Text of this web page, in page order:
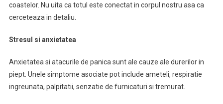
coastelor. Nu uita ca totul este conectat in corpul nostru asa ca
cerceteaza in detaliu.
Stresul si anxietatea
Anxietatea si atacurile de panica sunt ale cauze ale durerilor in
piept. Unele simptome asociate pot include ameteli, respiratie
ingreunata, palpitatii, senzatie de furnicaturi si tremurat.